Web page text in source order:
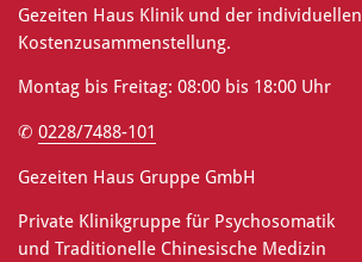
Gezeiten Haus Klinik und der individuellen
Kostenzusammenstellung.
Montag bis Freitag: 08:00 bis 18:00 Uhr
✆ 0228/7488-101
Gezeiten Haus Gruppe GmbH
Private Klinikgruppe für Psychosomatik
und Traditionelle Chinesische Medizin